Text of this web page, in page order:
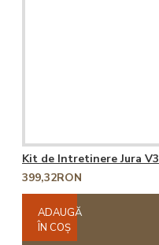
Kit de Intretinere Jura V3
399,32RON
ADAUGĂ
ÎN COŞ